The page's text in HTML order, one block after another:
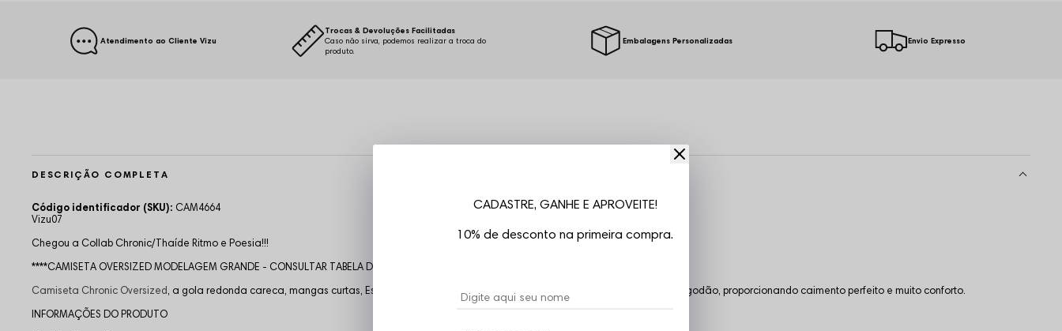
Atendimento ao Cliente Vizu
Trocas & Devoluções Facilitadas
Caso não sirva, podemos realizar a troca do
produto.
Embalagens Personalizadas Envio Expresso
DESCRIÇÃO COMPLETA
Código identificador (SKU): CAM4664
Vizu07
Chegou a Collab Chronic/Thaíde Ritmo e Poesia!!!
****CAMISETA OVERSIZED MODELAGEM GRANDE - CONSULTAR TABELA DE MEDIDAS
Camiseta Chronic Oversized, a gola redonda careca, mangas curtas, Estampa frente e costas, costuras reforçadas, confeccionada em Algodão, proporcionando caimento perfeito e muito conforto.
INFORMAÇÕES DO PRODUTO
CADASTRE, GANHE E APROVEITE!
10% de desconto na primeira compra.